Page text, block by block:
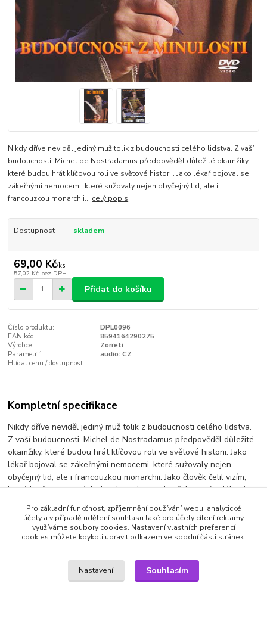
Nikdy dříve neviděl jediný muž tolik z budoucnosti celého lidstva. Z vaší
budoucnosti. Michel de Nostradamus předpověděl důležité okamžiky,
které budou hrát klíčovou roli ve světové historii. Jako lékař bojoval se
zákeřnými nemocemi, které sužovaly nejen obyčejný lid, ale i
francouzkou monarchii... celý popis
Dostupnost skladem
69,00 Kč/ks
57,02 Kč bez DPH
Přidat do košíku
Číslo produktu:
DPL0096
EAN kód:
8594164290275
Výrobce:
Zorreti
Parametr 1:
audio: CZ
Hlídat cenu / dostupnost
Kompletní specifikace
Nikdy dříve neviděl jediný muž tolik z budoucnosti celého lidstva.
Z vaší budoucnosti. Michel de Nostradamus předpověděl důležité
okamžiky, které budou hrát klíčovou roli ve světové historii. Jako
lékař bojoval se zákeřnými nemocemi, které sužovaly nejen
obyčejný lid, ale i francouzkou monarchii. Jako člověk čelil vizím,
které ho často pronásledovaly a ukazovaly přelomové události,
máme možnost nahlédnout do života tohoto vyjímečného muže a
seznámit se s jeho fascinující činností.
Pro základní funkčnost, zpříjemnění používání webu, analytické
účely a v případě udělení souhlasu také pro účely cílení reklamy
využíváme soubory cookies. Nastavení vlastních preferencí
cookies můžete kdykoli upravit odkazem ve spodní části stránek.
Nastavení Souhlasím